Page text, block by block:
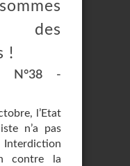
des
!
N°38 -
l’Etat
n’a pas
Interdiction
contre la